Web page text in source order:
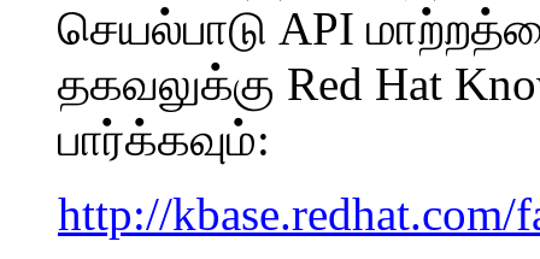
செயல்பாடு API
தகவலுக்கு Red Hat
பார்க்கவும்:
http://kbase.redhat.com/